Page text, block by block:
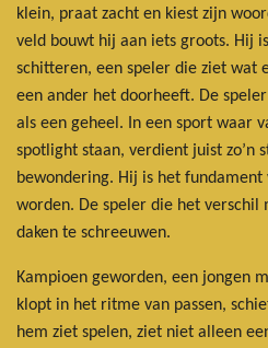
klein, praat zacht en kiest zijn
veld bouwt hij aan iets groots. Hij
schitteren, een speler die ziet wat
een ander het doorheeft. De
als een geheel. In een sport waar
spotlight staan, verdient juist zo’n
bewondering. Hij is het fundament
worden. De speler die het verschil
daken te schreeuwen.
Kampioen geworden, een jongen
klopt in het ritme van passen,
hem ziet spelen, ziet niet alleen